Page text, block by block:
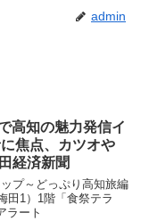
admin
高知の魅力発信イ
焦点、カツオや
経済新聞
プ～どっぷり高知旅編
田1）1階「食祭テラ
ラート